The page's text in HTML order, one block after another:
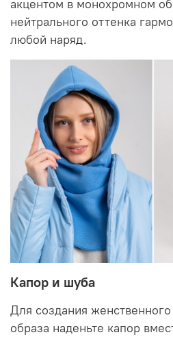
акцентом в монохромном
нейтрального оттенка
любой наряд.
Капор и шуба
Для создания женственного
образа наденьте капор